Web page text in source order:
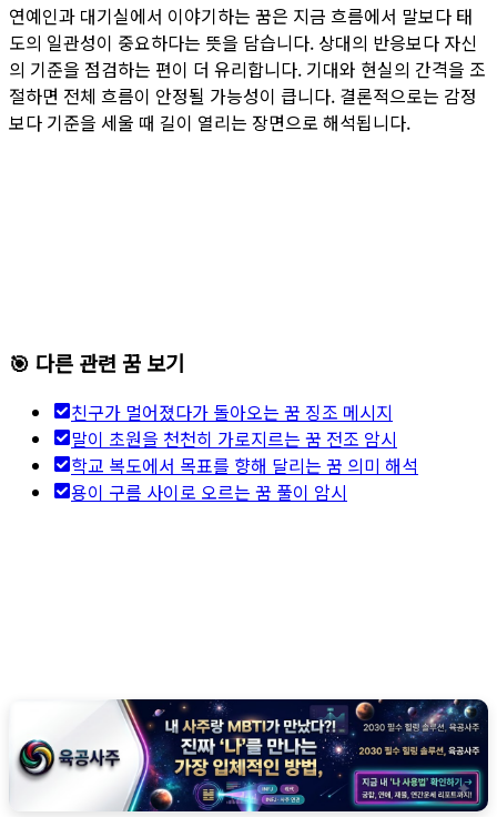
연예인과 대기실에서 이야기하는 꿈은 지금 흐름에서 말보다 태
도의 일관성이 중요하다는 뜻을 담습니다. 상대의 반응보다 자신
의 기준을 점검하는 편이 더 유리합니다. 기대와 현실의 간격을 조
절하면 전체 흐름이 안정될 가능성이 큽니다. 결론적으로는 감정
보다 기준을 세울 때 길이 열리는 장면으로 해석됩니다.
🎯 다른 관련 꿈 보기
친구가 멀어졌다가 돌아오는 꿈 징조 메시지
말이 초원을 천천히 가로지르는 꿈 전조 암시
학교 복도에서 목표를 향해 달리는 꿈 의미 해석
용이 구름 사이로 오르는 꿈 풀이 암시